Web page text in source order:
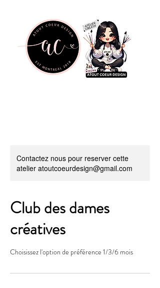
Contactez nous pour reserver cette
atelier atoutcoeurdesign@gmail.com
Club des dames
créatives
Choisissez l'option de préférence 1/3/6 mois